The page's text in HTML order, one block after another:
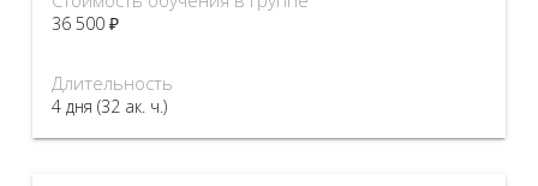
36 500 ₽
Длительность
4 дня (32 ак. ч.)